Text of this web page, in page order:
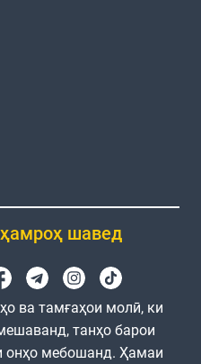
шавед
ва тамғаҳои молӣ, ки
танҳо барои
онҳо мебошанд. Ҳамаи